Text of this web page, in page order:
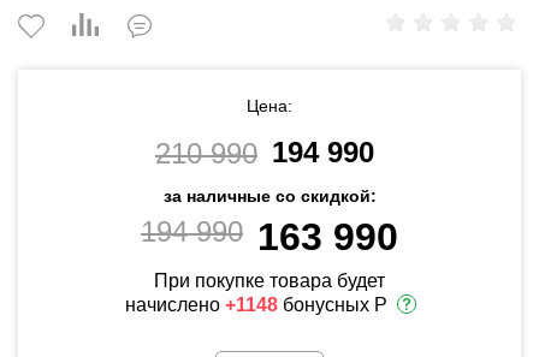
Цена:
210 990 194 990
за наличные со скидкой:
194 990 163 990
При покупке товара будет
начислено +1148 бонусных Р